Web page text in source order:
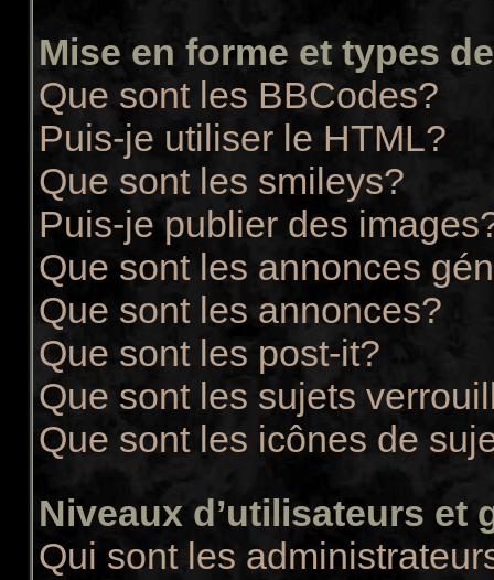
Mise en forme et types
Que sont les BBCodes?
Puis-je utiliser le HTML?
Que sont les smileys?
Puis-je publier des
Que sont les annonces
Que sont les annonces?
Que sont les post-it?
Que sont les sujets
Que sont les icônes de
Niveaux d’utilisateurs et
Qui sont les